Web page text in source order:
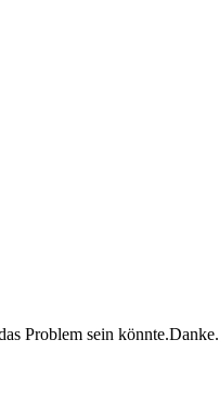
Problem sein könnte.Danke.